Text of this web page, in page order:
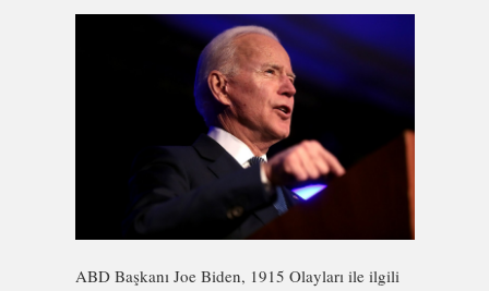
ABD Başkanı Joe Biden, 1915 Olayları ile ilgili